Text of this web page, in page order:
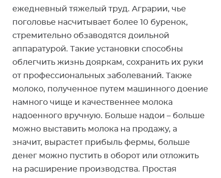
ежедневный тяжелый труд. Аграрии, чье
поголовье насчитывает более 10 буренок,
стремительно обзаводятся доильной
аппаратурой. Такие установки способны
облегчить жизнь дояркам, сохранить их руки
от профессиональных заболеваний. Также
молоко, полученное путем машинного доение
намного чище и качественнее молока
надоенного вручную. Больше надои – больше
можно выставить молока на продажу, а
значит, вырастет прибыль фермы, больше
денег можно пустить в оборот или отложить
на расширение производства. Простая